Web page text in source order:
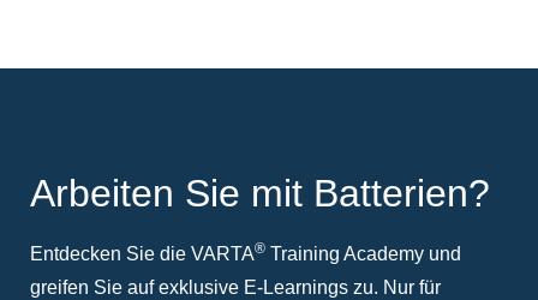
Arbeiten Sie mit Batterien?
Entdecken Sie die VARTA® Training Academy und
greifen Sie auf exklusive E-Learnings zu. Nur für